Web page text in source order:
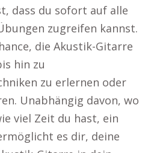
dass du sofort auf alle
zugreifen kannst.
die Akustik-Gitarre
hin zu
zu erlernen oder
Unabhängig davon, wo
viel Zeit du hast, ein
es dir, deine